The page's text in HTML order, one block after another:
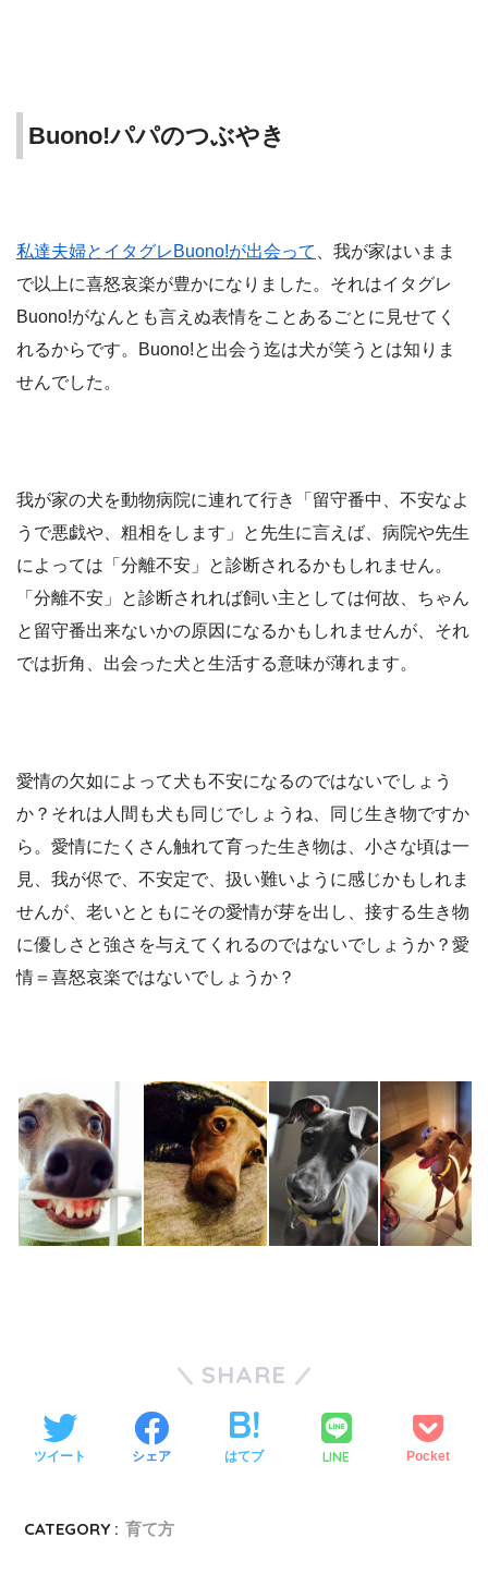
Buono!パパのつぶやき
私達夫婦とイタグレBuono!が出会って
、我が家はいまま
で以上に喜怒哀楽が豊かになりました。それはイタグレ
Buono!がなんとも言えぬ表情をことあるごとに見せてく
れるからです。Buono!と出会う迄は犬が笑うとは知りま
せんでした。
我が家の犬を動物病院に連れて行き「留守番中、不安なよ
うで悪戯や、粗相をします」と先生に言えば、病院や先生
によっては「分離不安」と診断されるかもしれません。
「分離不安」と診断されれば飼い主としては何故、ちゃん
と留守番出来ないかの原因になるかもしれませんが、それ
では折角、出会った犬と生活する意味が薄れます。
愛情の欠如によって犬も不安になるのではないでしょう
か？それは人間も犬も同じでしょうね、同じ生き物ですか
ら。愛情にたくさん触れて育った生き物は、小さな頃は一
見、我が侭で、不安定で、扱い難いように感じかもしれま
せんが、老いとともにその愛情が芽を出し、接する生き物
に優しさと強さを与えてくれるのではないでしょうか？愛
情＝喜怒哀楽ではないでしょうか？
SHARE
ツイート シェア はてブ LINE Pocket
CATEGORY : 育て方